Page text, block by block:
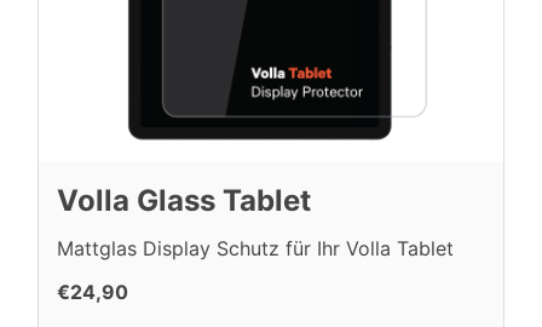
Volla Glass Tablet
Mattglas Display Schutz für Ihr Volla Tablet
€24,90